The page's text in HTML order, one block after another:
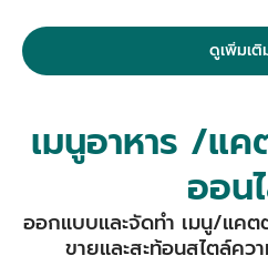
ดูเพิ่มเติ
เมนูอาหาร /แ
ออน
ออกแบบและจัดทำ เมนู/แค
ขายและสะท้อนสไตล์ค